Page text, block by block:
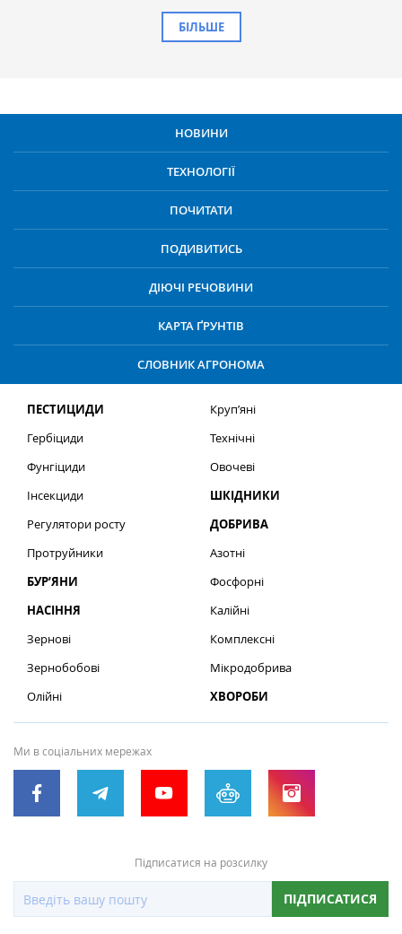
БІЛЬШЕ
НОВИНИ
ТЕХНОЛОГІЇ
ПОЧИТАТИ
ПОДИВИТИСЬ
ДІЮЧІ РЕЧОВИНИ
КАРТА ҐРУНТІВ
СЛОВНИК АГРОНОМА
ПЕСТИЦИДИ
Гербіциди
Фунгіциди
Інсекциди
Регулятори росту
Протруйники
БУР’ЯНИ
НАСІННЯ
Зернові
Зернобобові
Олійні
Круп’яні
Технічні
Овочеві
ШКІДНИКИ
ДОБРИВА
Азотні
Фосфорні
Калійні
Комплексні
Мікродобрива
ХВОРОБИ
Ми в соціальних мережах
Підписатися на розсилку
ПІДПИСАТИСЯ